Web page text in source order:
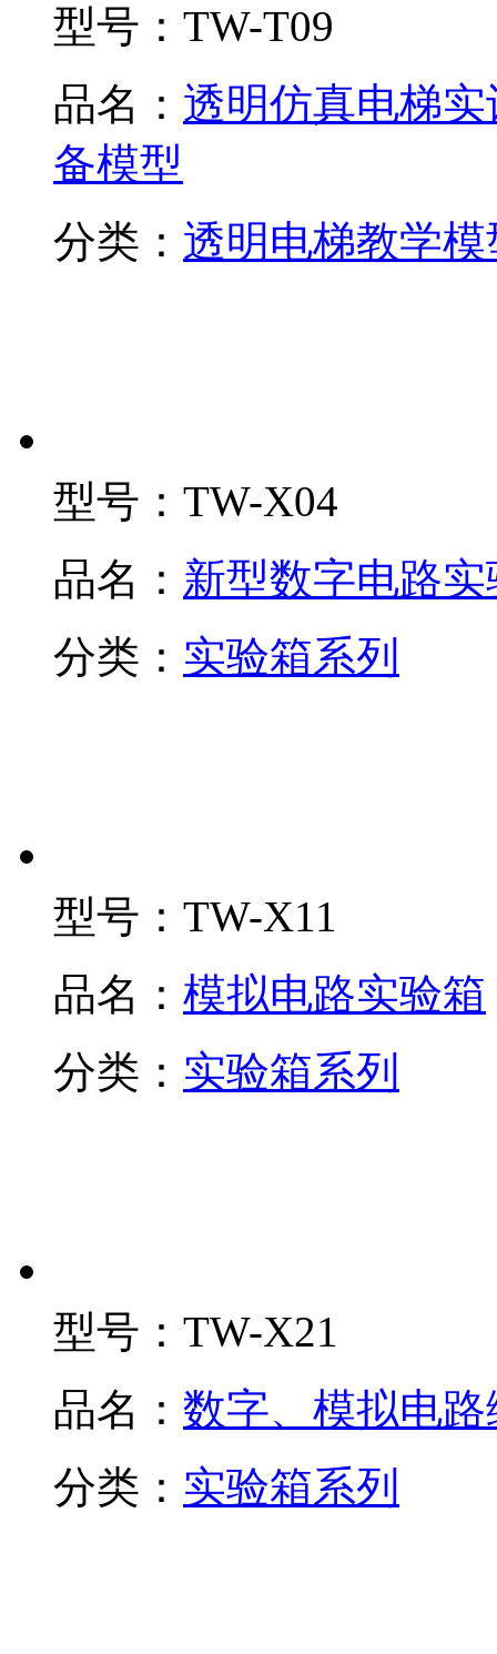
型号： TW-T09
品名： 透明仿真电梯
备模型
分类： 透明电梯教学模
型号： TW-X04
品名： 新型数字电路实
分类： 实验箱系列
型号： TW-X11
品名： 模拟电路实验箱
分类： 实验箱系列
型号： TW-X21
品名： 数字、模拟电
分类： 实验箱系列